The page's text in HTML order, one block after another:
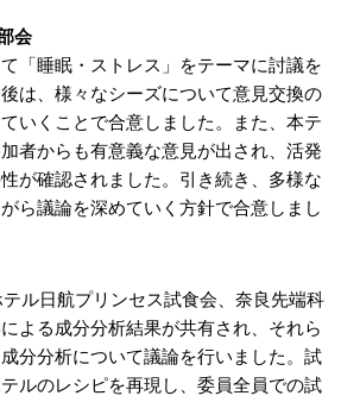
会
「睡眠・ストレス」をテーマに討議を
は、様々なシーズについて意見交換の
いくことで合意しました。また、本テ
者からも有意義な意見が出され、活発
が確認されました。引き続き、多様な
ら議論を深めていく方針で合意しまし
ル日航プリンセス試食会、奈良先端科
よる成分分析結果が共有され、それら
分分析について議論を行いました。試
ルのレシピを再現し、委員全員での試